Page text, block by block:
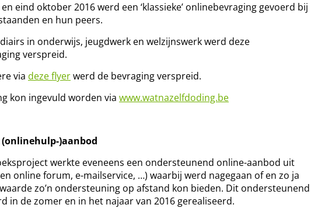
eind oktober 2016 werd een ‘klassieke’ onlinebevraging gevoerd bij
en hun peers.
in onderwijs, jeugdwerk en welzijnswerk werd deze
verspreid.
via deze flyerwerd de bevraging verspreid.
kon ingevuld worden via www.watnazelfdoding.be
(onlinehulp-)aanbod
werkte eveneens een ondersteunend online-aanbod uit
online forum, e-mailservice, …) waarbij werd nagegaan of en zo ja
zo’n ondersteuning op afstand kon bieden. Dit ondersteunend
in de zomer en in het najaar van 2016 gerealiseerd.